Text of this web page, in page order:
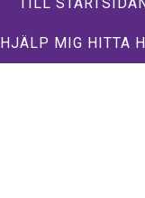
HJÄLP MIG HITTA